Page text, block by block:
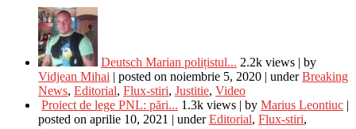
Deutsch Marian polițistul... 2.2k views | by
Vidjean Mihai | posted on noiembrie 5, 2020 | underBreaking
News, Editorial, Flux-stiri, Justitie, Video
Proiect de lege PNL: pări... 1.3k views | by Marius Leontiuc |
posted on aprilie 10, 2021 | underEditorial, Flux-stiri,